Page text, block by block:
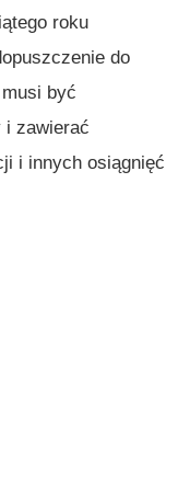
roku
do
być
i zawierać
i innych osiągnięć